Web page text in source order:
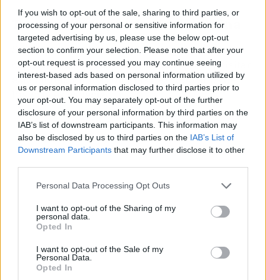
If you wish to opt-out of the sale, sharing to third parties, or
processing of your personal or sensitive information for
targeted advertising by us, please use the below opt-out
section to confirm your selection. Please note that after your
opt-out request is processed you may continue seeing
interest-based ads based on personal information utilized by
us or personal information disclosed to third parties prior to
your opt-out. You may separately opt-out of the further
disclosure of your personal information by third parties on the
IAB’s list of downstream participants. This information may
also be disclosed by us to third parties on the IAB’s List of
Downstream Participants that may further disclose it to other
Personal Data Processing Opt Outs
I want to opt-out of the Sharing of my
personal data.
Opted In
I want to opt-out of the Sale of my
Personal Data.
Opted In
Troya – La Leyenda Hecha Ruina
Sí, Troya existe. Aunque lo que queda hoy son
capas arqueológicas de distintas épocas, visitar
esta ciudad mítica con más de 4.000 años de
historia es especial.